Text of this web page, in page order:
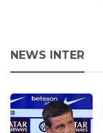
NEWS INTER